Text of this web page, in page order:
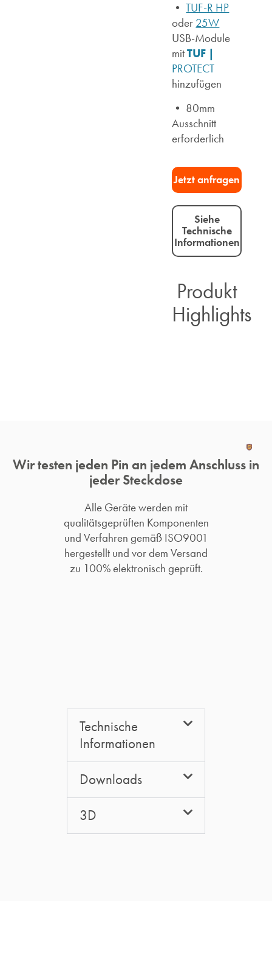
•TUF-R HP
oder 25W
USB-Module
mitTUF |
PROTECT
hinzufügen
• 80mm
Ausschnitt
erforderlich
Jetzt anfragen​
Siehe
Technische
Informationen
Produkt
Highlights​
Wir testen jeden Pin an jedem Anschluss in
jeder Steckdose
Alle Geräte werden mit
qualitätsgeprüften Komponenten
und Verfahren gemäß ISO9001
hergestellt und vor dem Versand
zu 100% elektronisch geprüft.​
Technische
Informationen
Downloads
3D